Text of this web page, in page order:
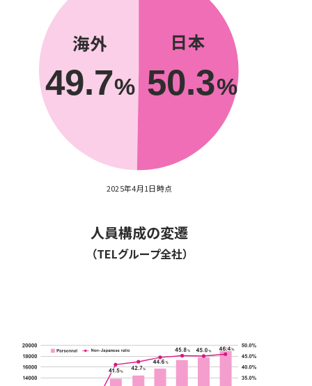
2025年4月1日時点
人員構成の変遷
（TELグループ全社）